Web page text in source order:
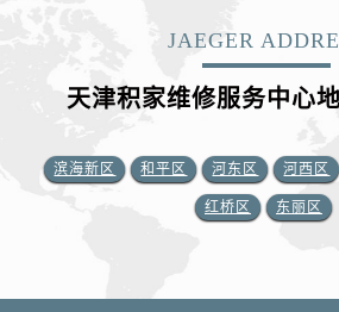
JAEGER
天津积家维修服务中心
滨海新区 和平区 河东区 河西区
红桥区 东丽区